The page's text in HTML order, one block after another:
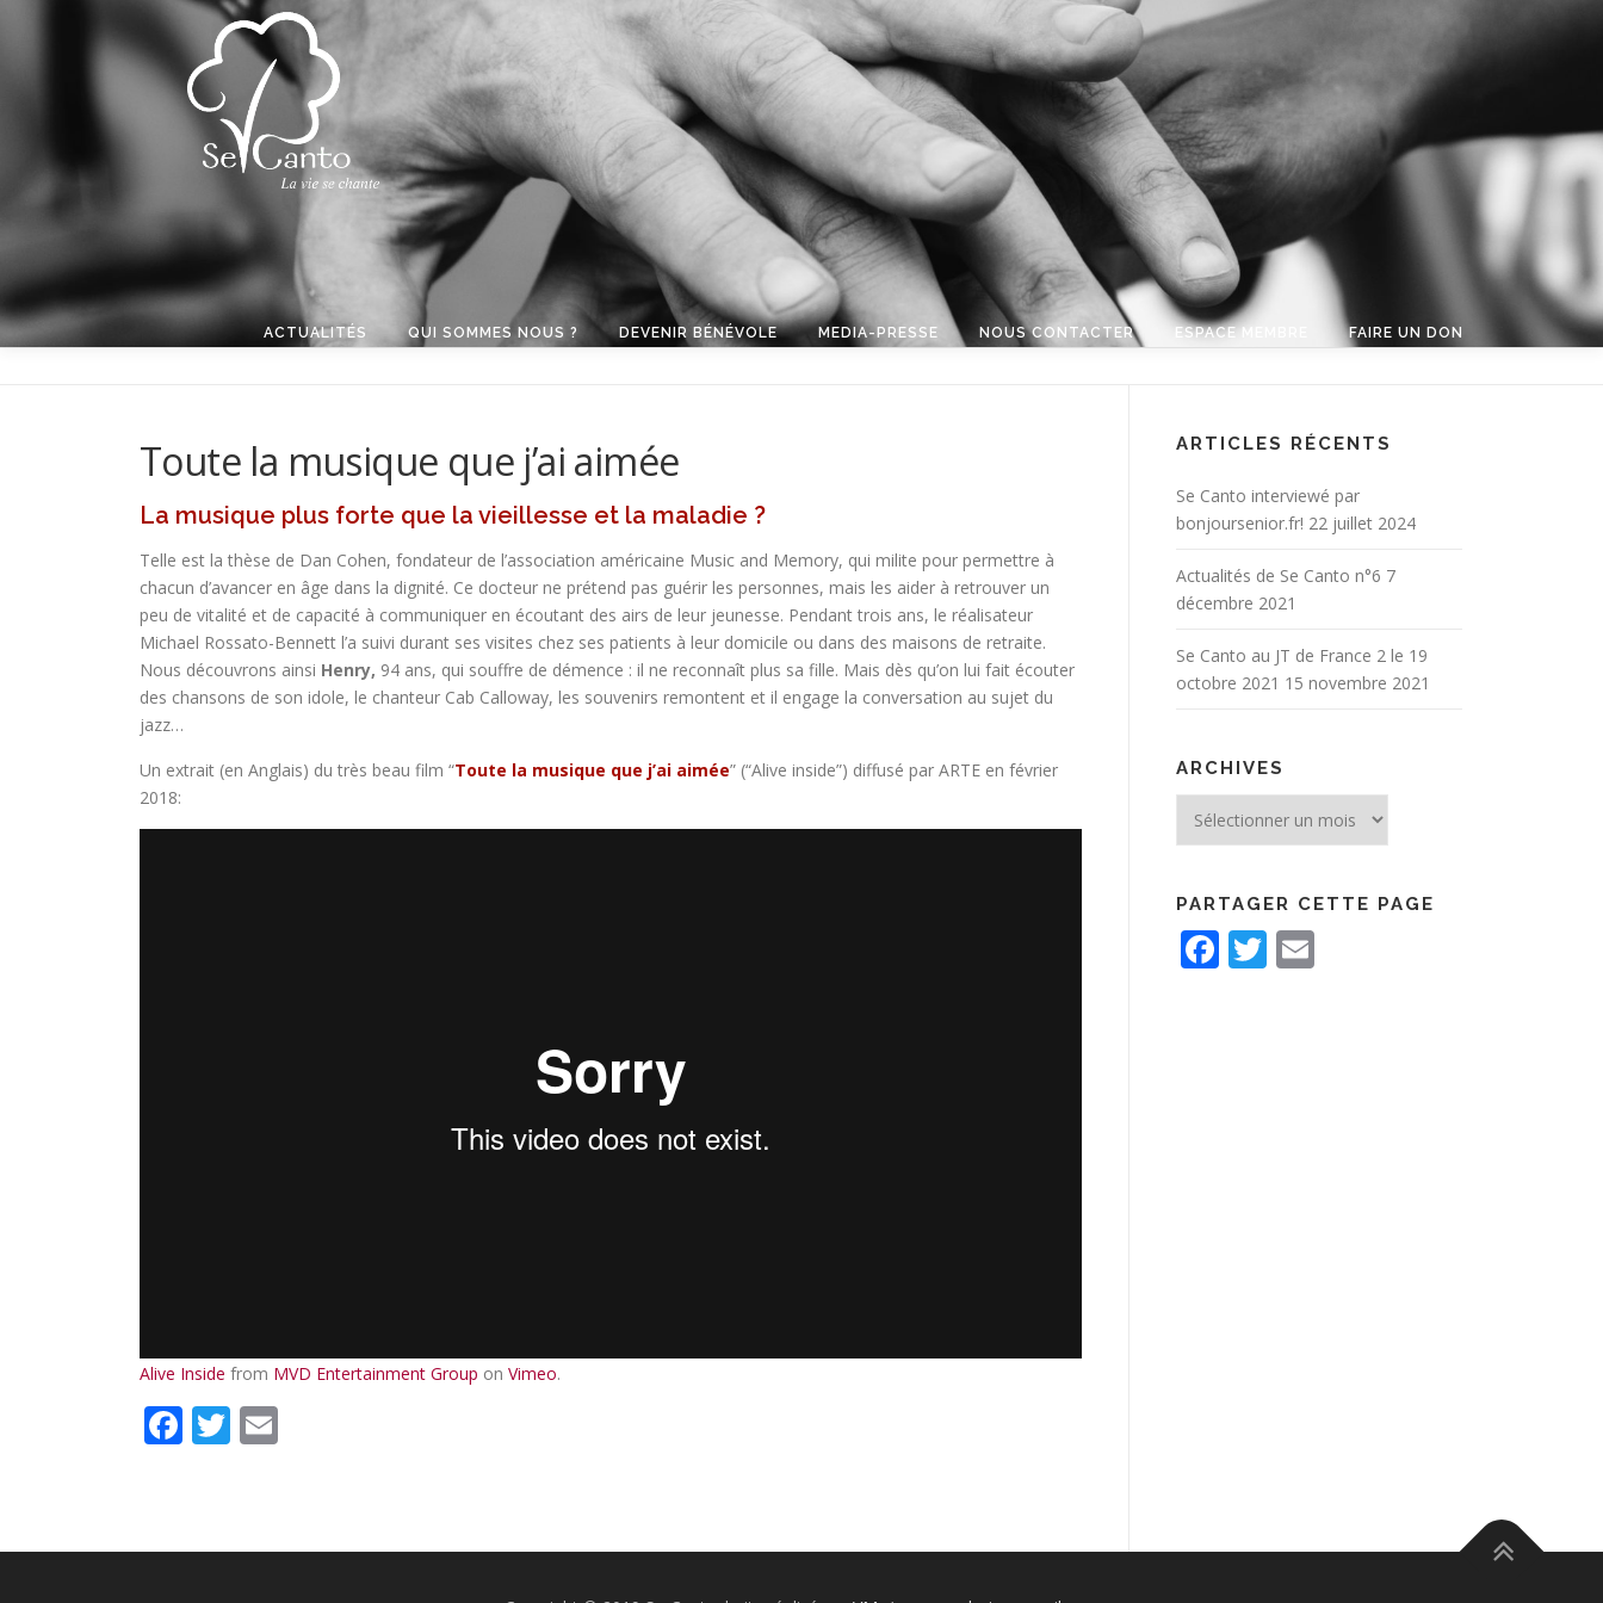
ACTUALITÉS QUI SOMMES NOUS ? DEVENIR BÉNÉVOLE MEDIA-PRESSE NOUS CONTACTER ESPACE MEMBRE FAIRE UN DON
Toute la musique que j’ai aimée
La musique plus forte que la vieillesse et la maladie ?
Telle est la thèse de Dan Cohen, fondateur de l’association américaine Music and Memory, qui milite pour permettre à
chacun d’avancer en âge dans la dignité. Ce docteur ne prétend pas guérir les personnes, mais les aider à retrouver un
peu de vitalité et de capacité à communiquer en écoutant des airs de leur jeunesse. Pendant trois ans, le réalisateur
Michael Rossato-Bennett l’a suivi durant ses visites chez ses patients à leur domicile ou dans des maisons de retraite.
Nous découvrons ainsi Henry, 94 ans, qui souffre de démence : il ne reconnaît plus sa fille. Mais dès qu’on lui fait écouter
des chansons de son idole, le chanteur Cab Calloway, les souvenirs remontent et il engage la conversation au sujet du
jazz…
Un extrait (en Anglais) du très beau film “Toute la musique que j’ai aimée” (“Alive inside”) diffusé par ARTE en février
2018:
Alive Inside from MVD Entertainment Group on Vimeo.
Facebook
Twitter
ARTICLES RÉCENTS
Se Canto interviewé par
bonjoursenior.fr! 22 juillet 2024
Actualités de Se Canto n°6 7
décembre 2021
Se Canto au JT de France 2 le 19
octobre 2021 15 novembre 2021
ARCHIVES
Archives
PARTAGER CETTE PAGE
Facebook
Twitter